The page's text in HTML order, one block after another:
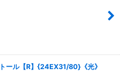
ール【R】{24EX31/80}《光》